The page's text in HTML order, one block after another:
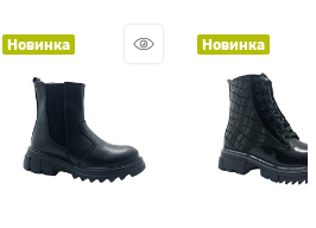
Новинка Новинка